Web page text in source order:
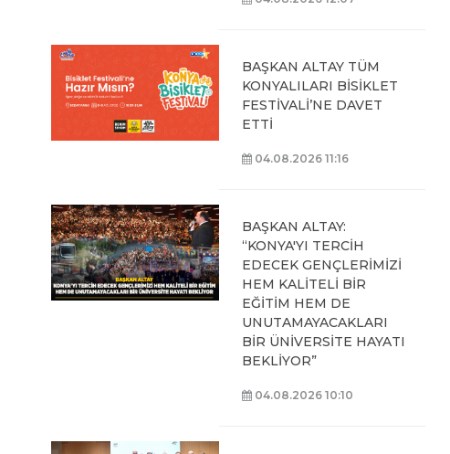
BAŞKAN ALTAY TÜM
KONYALILARI BİSİKLET
FESTİVALİ’NE DAVET
ETTİ
04.08.2026 11:16
BAŞKAN ALTAY:
“KONYA'YI TERCİH
EDECEK GENÇLERİMİZİ
HEM KALİTELİ BİR
EĞİTİM HEM DE
UNUTAMAYACAKLARI
BİR ÜNİVERSİTE HAYATI
BEKLİYOR”
04.08.2026 10:10